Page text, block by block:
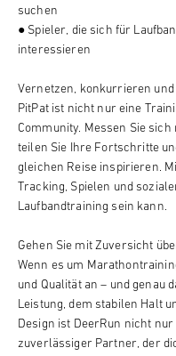
suchen
● Spieler, die sich für
interessieren
Vernetzen, konkurrieren
PitPat ist nicht nur eine
Community. Messen Sie
teilen Sie Ihre Fortschritte
gleichen Reise inspirieren.
Tracking, Spielen und
Laufbandtraining sein kann.
Gehen Sie mit Zuversicht
Wenn es um
und Qualität an – und genau
Leistung, dem stabilen Halt
Design ist DeerRun nicht nur
zuverlässiger Partner, der